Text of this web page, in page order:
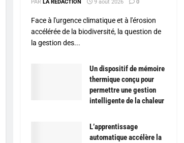
PAR LA RÉDACTION 9 août 2026 0
Face à l'urgence climatique et à l'érosion
accélérée de la biodiversité, la question de
la gestion des...
Un dispositif de mémoire
thermique conçu pour
permettre une gestion
intelligente de la chaleur
L’apprentissage
automatique accélère la